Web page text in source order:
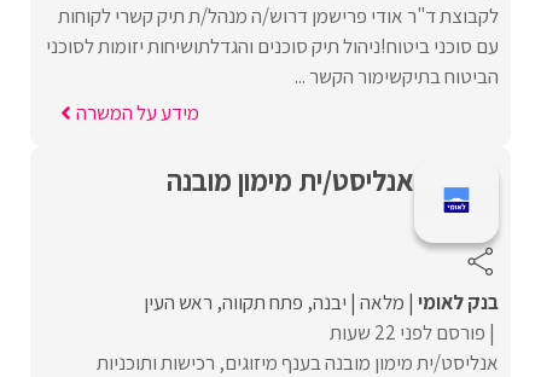
לקבוצת ד"ר אודי פרישמן דרוש/ה מנהל/ת תיק קשרי לקוחות
עם סוכני ביטוח!ניהול תיק סוכנים והגדלתושיחות יזומות לסוכני
הביטוח בתיקשימור הקשר ...
מידע על המשרה
אנליסט/ית מימון מובנה
בנק לאומי מלאה יבנה פתח תקווה ראש העין
פורסם לפני 22 שעות
אנליסט/ית מימון מובנה בענף מיזוגים, רכישות ותוכניות